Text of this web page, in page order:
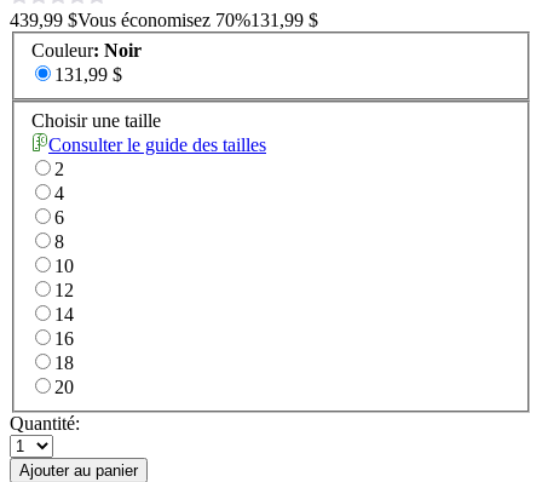
439,99 $Vous économisez 70%131,99 $
Couleur: Noir
131,99 $
Choisir une taille
Consulter le guide des tailles
2
4
6
8
10
12
14
16
18
20
Quantité:
Ajouter au panier